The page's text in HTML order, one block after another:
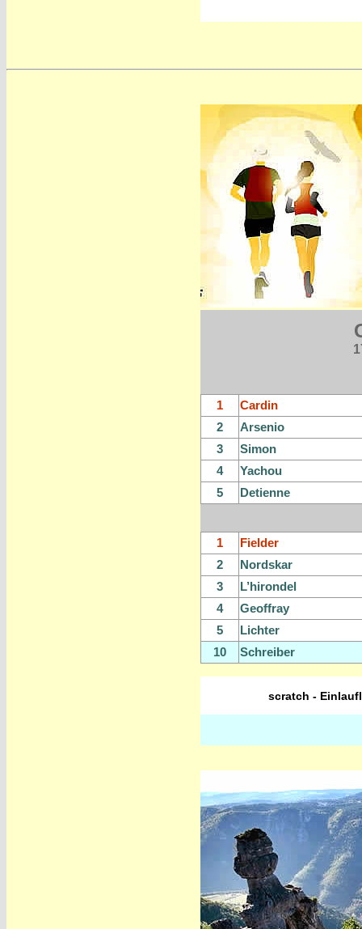
1
Cardin
2
Arsenio
3
Simon
4
Yachou
5
Detienne
1
Fielder
2
Nordskar
3
L’hirondel
4
Geoffray
5
Lichter
10
Schreiber
scratch -